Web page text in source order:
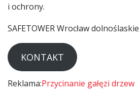
i ochrony.
SAFETOWER Wrocław dolnoślaskie
KONTAKT
Reklama:Przycinanie gałęzi drzew